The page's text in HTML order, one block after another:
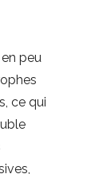
peu
ce qui